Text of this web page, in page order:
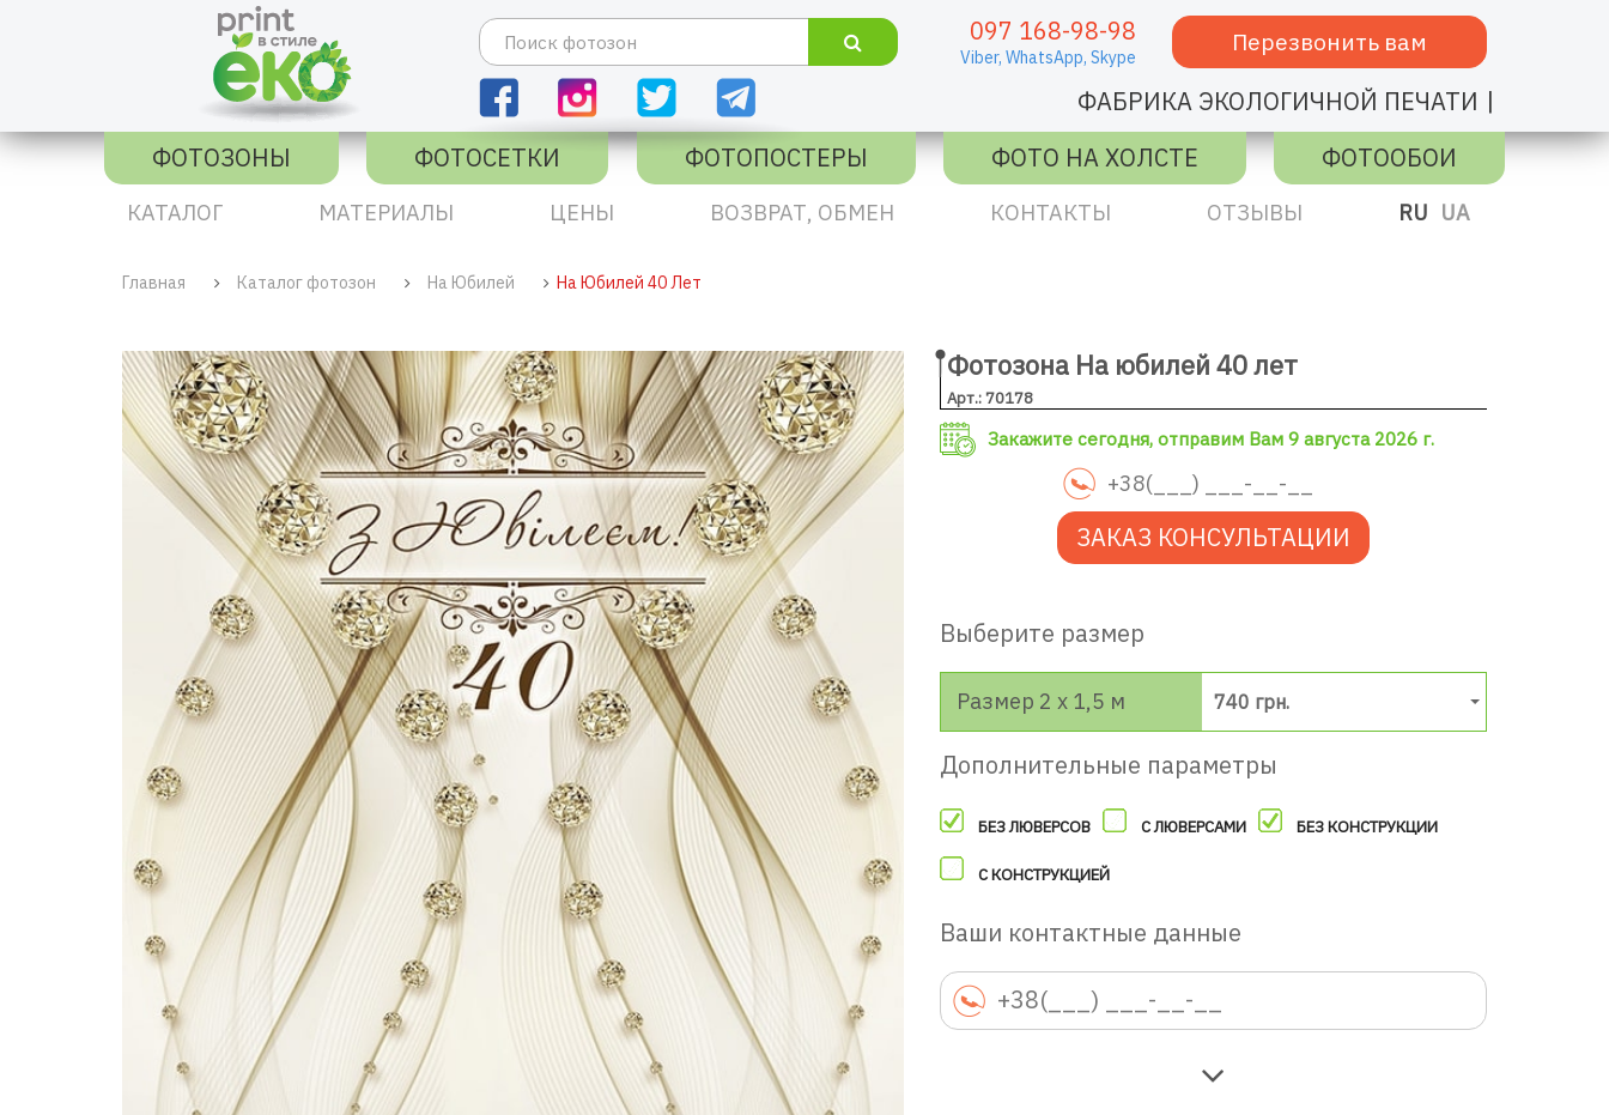
097 168-98-98
Viber, WhatsApp, Skype
Перезвонить вам
ФАБРИКА ЭКОЛОГИЧНОЙ ПЕЧАТИ |
ФОТОЗОНЫ
ФОТОСЕТКИ ФОТОПОСТЕРЫ ФОТО НА ХОЛСТЕ ФОТООБОИ
КАТАЛОГ МАТЕРИАЛЫ ЦЕНЫ ВОЗВРАТ, ОБМЕН КОНТАКТЫ ОТЗЫВЫ RU UA
Главная Каталог фотозон На Юбилей На Юбилей 40 Лет
Фотозона На юбилей 40 лет
Арт.: 70178
Закажите сегодня, отправим Вам 9 августа 2026 г.
ЗАКАЗ КОНСУЛЬТАЦИИ
Выберите размер
Размер 2 х 1,5 м 740 грн.
Дополнительные параметры
БЕЗ ЛЮВЕРСОВ С ЛЮВЕРСАМИ БЕЗ КОНСТРУКЦИИ
С КОНСТРУКЦИЕЙ
Ваши контактные данные